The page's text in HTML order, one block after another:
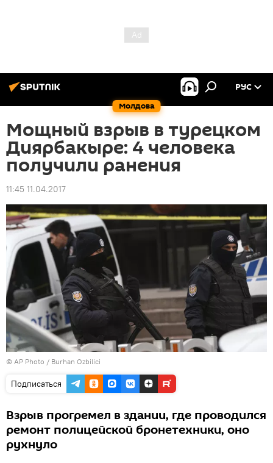
Молдова
РУС
Мощный взрыв в турецком
Диярбакыре: 4 человека
получили ранения
11:45 11.04.2017
© AP Photo / Burhan Ozbilici
Подписаться
Взрыв прогремел в здании, где проводился
ремонт полицейской бронетехники, оно
рухнуло